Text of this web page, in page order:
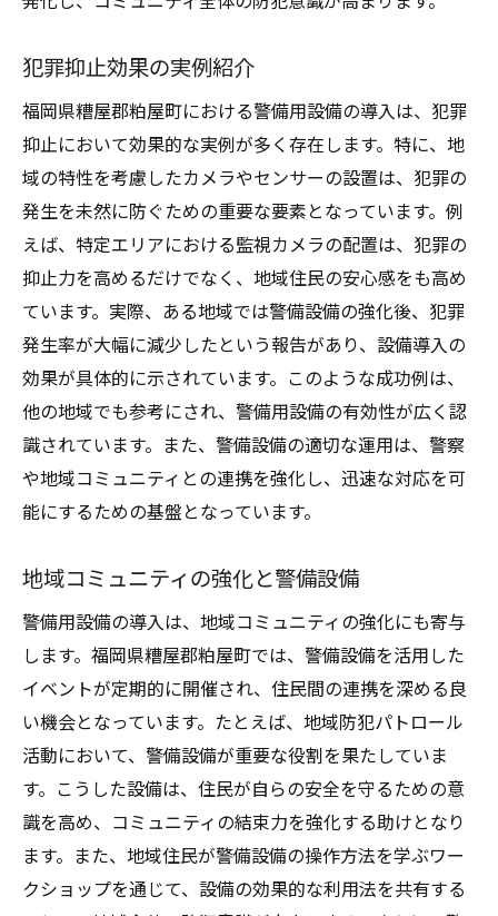
犯罪抑止効果の実例紹介
福岡県糟屋郡粕屋町における警備用設備の導入は、犯罪
抑止において効果的な実例が多く存在します。特に、地
域の特性を考慮したカメラやセンサーの設置は、犯罪の
発生を未然に防ぐための重要な要素となっています。例
えば、特定エリアにおける監視カメラの配置は、犯罪の
抑止力を高めるだけでなく、地域住民の安心感をも高め
ています。実際、ある地域では警備設備の強化後、犯罪
発生率が大幅に減少したという報告があり、設備導入の
効果が具体的に示されています。このような成功例は、
他の地域でも参考にされ、警備用設備の有効性が広く認
識されています。また、警備設備の適切な運用は、警察
や地域コミュニティとの連携を強化し、迅速な対応を可
能にするための基盤となっています。
地域コミュニティの強化と警備設備
警備用設備の導入は、地域コミュニティの強化にも寄与
します。福岡県糟屋郡粕屋町では、警備設備を活用した
イベントが定期的に開催され、住民間の連携を深める良
い機会となっています。たとえば、地域防犯パトロール
活動において、警備設備が重要な役割を果たしていま
す。こうした設備は、住民が自らの安全を守るための意
識を高め、コミュニティの結束力を強化する助けとなり
ます。また、地域住民が警備設備の操作方法を学ぶワー
クショップを通じて、設備の効果的な利用法を共有する